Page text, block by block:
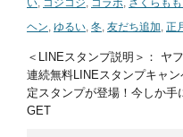
い, コジコジ, コラボ, さくらもも
ヘン, ゆるい, 冬, 友だち追加, 正
＜LINEスタンプ説明＞： ヤ
連続無料LINEスタンプキャ
定スタンプが登場！今しか
GET